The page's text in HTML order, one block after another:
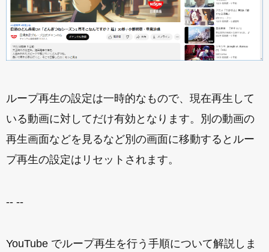
ループ再生の設定は一時的なもので、現在再生して
いる動画に対してだけ有効となります。別の動画の
再生画面などを見るなど別の画面に移動するとルー
プ再生の設定はリセットされます。
-- --
YouTube でループ再生を行う手順について解説しま